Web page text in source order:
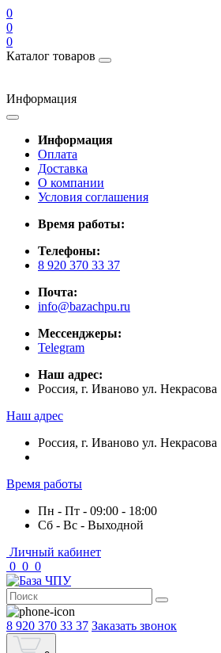
0
0
0
Каталог товаров
Информация
Информация
Оплата
Доставка
О компании
Условия соглашения
Время работы:
Телефоны:
8 920 370 33 37
Почта:
info@bazachpu.ru
Мессенджеры:
Telegram
Наш адрес:
Россия, г. Иваново ул.
Наш адрес
Россия, г. Иваново ул.
Время работы
Пн - Пт - 09:00 - 18:00
Сб - Вс - Выходной
Личный кабинет
0 0 0
8 920 370 33 37 Заказать звонок